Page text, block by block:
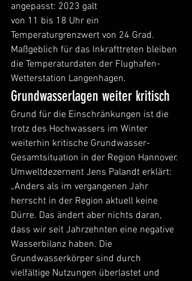
angepasst: 2023 galt
von 11 bis 18 Uhr ein
Temperaturgrenzwert von 24 Grad.
Maßgeblich für das Inkrafttreten bleiben
die Temperaturdaten der Flughafen-
Wetterstation Langenhagen.
Grundwasserlagen weiter kritisch
Grund für die Einschränkungen ist die
trotz des Hochwassers im Winter
weiterhin kritische Grundwasser-
Gesamtsituation in der Region Hannover.
Umweltdezernent Jens Palandt erklärt:
„Anders als im vergangenen Jahr
herrscht in der Region aktuell keine
Dürre. Das ändert aber nichts daran,
dass wir seit Jahrzehnten eine negative
Wasserbilanz haben. Die
Grundwasserkörper sind durch
vielfältige Nutzungen überlastet und